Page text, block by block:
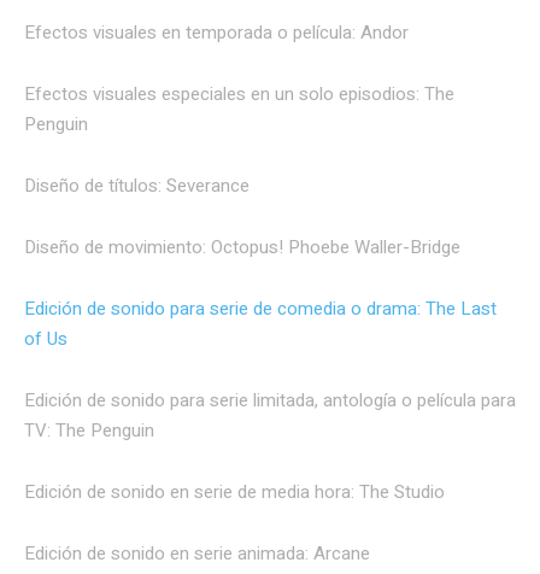
Efectos visuales en temporada o película: Andor
Efectos visuales especiales en un solo episodios: The
Penguin
Diseño de títulos: Severance
Diseño de movimiento: Octopus! Phoebe Waller-Bridge
Edición de sonido para serie de comedia o drama: The Last
of Us
Edición de sonido para serie limitada, antología o película para
TV: The Penguin
Edición de sonido en serie de media hora: The Studio
Edición de sonido en serie animada: Arcane